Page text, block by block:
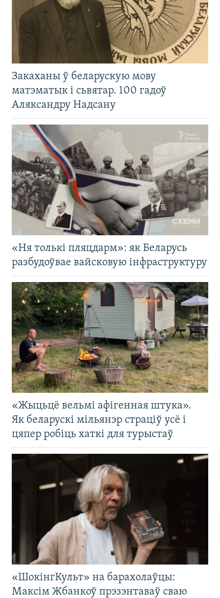
Закаханы ў беларускую мову
матэматык і сьвятар. 100 гадоў
Аляксандру Надсану
«Ня толькі пляцдарм»: як Беларусь
разбудоўвае вайсковую інфраструктуру
«Жыцьцё вельмі афігенная штука».
Як беларускі мільянэр страціў усё і
цяпер робіць хаткі для турыстаў
«ШокінгКульт» на барахолаўцы:
Максім Жбанкоў прэзэнтаваў сваю